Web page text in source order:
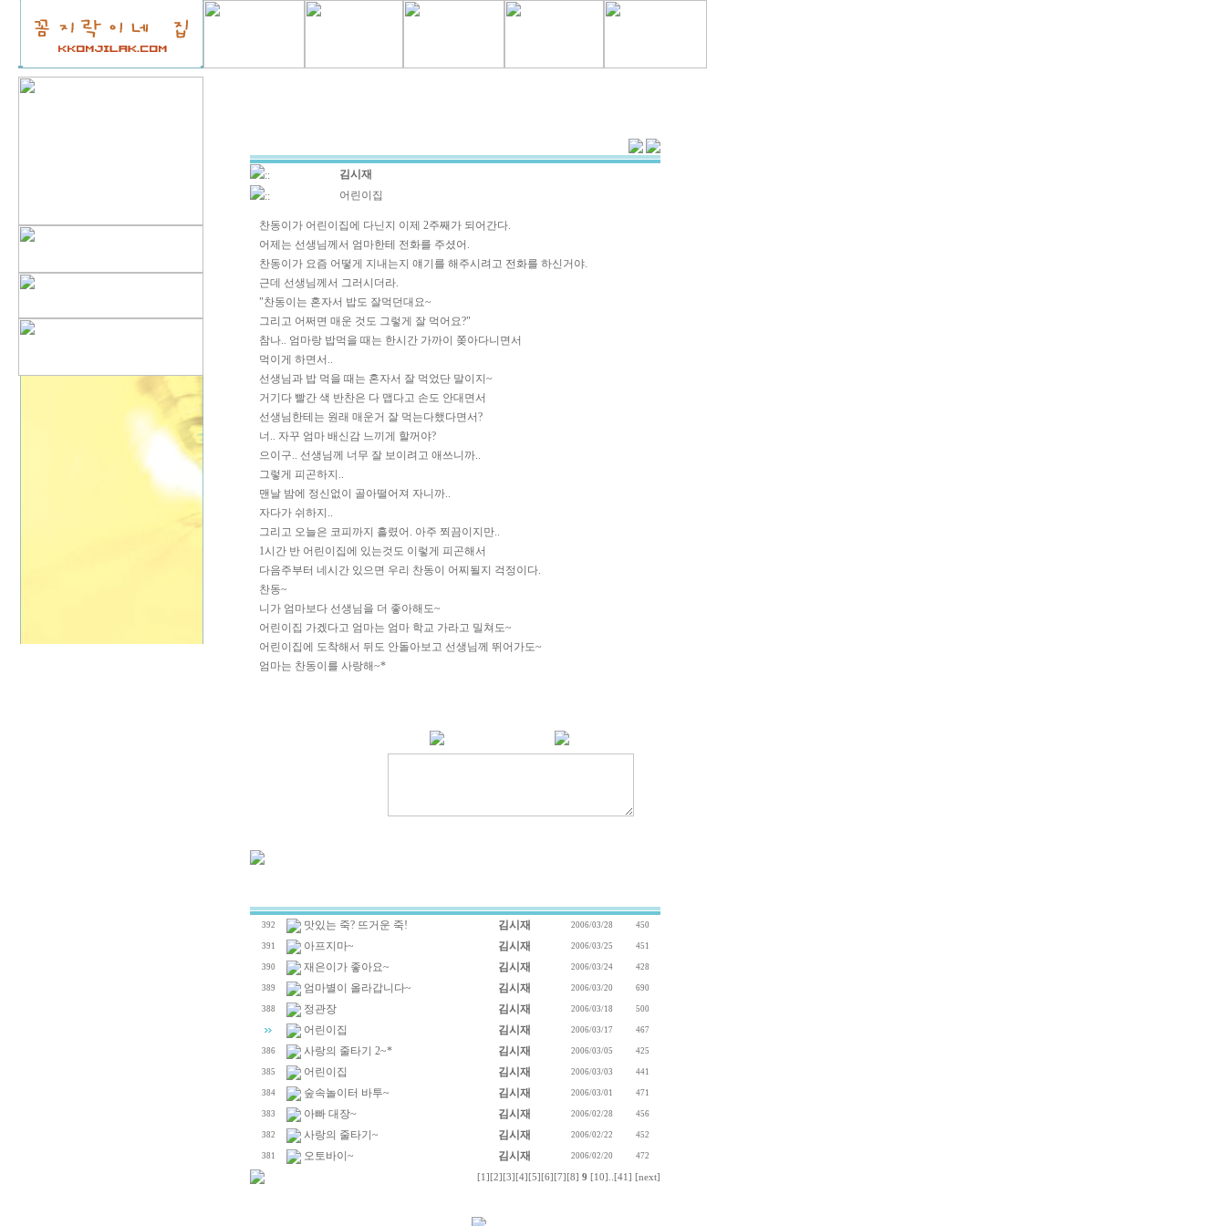
::
김시재
::
어린이집
찬동이가 어린이집에 다닌지 이제 2주째가 되어간다.
어제는 선생님께서 엄마한테 전화를 주셨어.
찬동이가 요즘 어떻게 지내는지 얘기를 해주시려고 전화를 하신거야.
근데 선생님께서 그러시더라.
"찬동이는 혼자서 밥도 잘먹던대요~
그리고 어쩌면 매운 것도 그렇게 잘 먹어요?"
참나.. 엄마랑 밥먹을 때는 한시간 가까이 쫒아다니면서
먹이게 하면서..
선생님과 밥 먹을 때는 혼자서 잘 먹었단 말이지~
거기다 빨간 색 반찬은 다 맵다고 손도 안대면서
선생님한테는 원래 매운거 잘 먹는다했다면서?
너.. 자꾸 엄마 배신감 느끼게 할꺼야?
으이구.. 선생님께 너무 잘 보이려고 애쓰니까..
그렇게 피곤하지..
맨날 밤에 정신없이 골아떨어져 자니까..
자다가 쉬하지..
그리고 오늘은 코피까지 흘렸어. 아주 쬐끔이지만..
1시간 반 어린이집에 있는것도 이렇게 피곤해서
다음주부터 네시간 있으면 우리 찬동이 어찌될지 걱정이다.
찬동~
니가 엄마보다 선생님을 더 좋아해도~
어린이집 가겠다고 엄마는 엄마 학교 가라고 밀쳐도~
어린이집에 도착해서 뒤도 안돌아보고 선생님께 뛰어가도~
엄마는 찬동이를 사랑해~*
392 맛있는 죽? 뜨거운 죽! 김시재 2006/03/28 450
391 아프지마~ 김시재 2006/03/25 451
390 재은이가 좋아요~ 김시재 2006/03/24 428
389 엄마별이 올라갑니다~ 김시재 2006/03/20 690
388 정관장 김시재 2006/03/18 500
어린이집 김시재 2006/03/17 467
386 사랑의 줄타기 2~* 김시재 2006/03/05 425
385 어린이집 김시재 2006/03/03 441
384 숲속놀이터 바투~ 김시재 2006/03/01 471
383 아빠 대장~ 김시재 2006/02/28 456
382 사랑의 줄타기~ 김시재 2006/02/22 452
381 오토바이~ 김시재 2006/02/20 472
[1] [2] [3] [4] [5] [6] [7] [8] 9 [10] [41] [next]